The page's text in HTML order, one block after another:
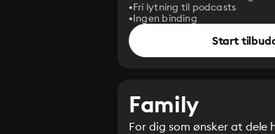
Fri lytning til podcasts
Ingen binding
Start
Family
For dig som ønsker at dele